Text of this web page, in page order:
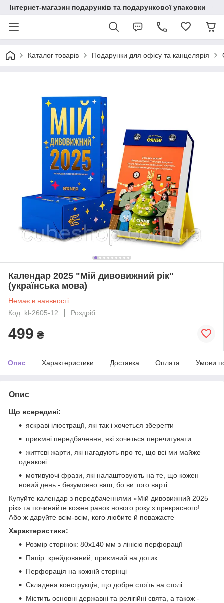
Інтернет-магазин подарунків та подарункової упаковки
Каталог товарів Подарунки для офісу та канцелярія
Календар 2025 "Мій дивовижний рік"
(українська мова)
Немає в наявності
Код: kl-2605-12
Роздріб
499 ₴
Опис Характеристики Доставка Оплата Умови
Опис
Що всередині:
яскраві ілюстрації, які так і хочеться зберегти
приємні передбачення, які хочеться перечитувати
життєві жарти, які нагадують про те, що всі ми майже
однакові
мотивуючі фрази, які налаштовують на те, що кожен
новий день - безумовно ваш, бо ви того варті
Купуйте календар з передбаченнями «Мій дивовижний 2025
рік» та починайте кожен ранок нового року з прекрасного!
Або ж даруйте всім-всім, кого любите й поважаєте
Характеристики:
Розмір сторінок: 80х140 мм з лінією перфорації
Папір: крейдований, приємний на дотик
Перфорація на кожній сторінці
Складена конструкція, що добре стоїть на столі
Містить основні державні та релігійні свята, а також -